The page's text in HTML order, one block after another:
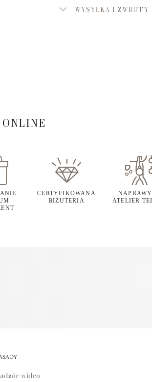
WYSYŁKA I ZWROTY
CERTYFIKOWANA
BIŻUTERIA
ATELIER
wideo